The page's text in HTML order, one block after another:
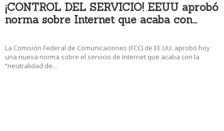
¡CONTROL DEL SERVICIO! EEUU aprobó
norma sobre Internet que acaba con...
La Comisión Federal de Comunicaciones (FCC) de EE.UU. aprobó hoy
una nueva norma sobre el servicio de Internet que acaba con la
“neutralidad de...